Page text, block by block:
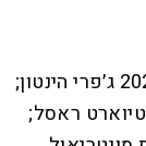
בין החותמים: "סנדק ה־AI" וחתן פרס נובל לפיזיקה לשנת 2024 ג׳פרי הינטון;
ראסל;